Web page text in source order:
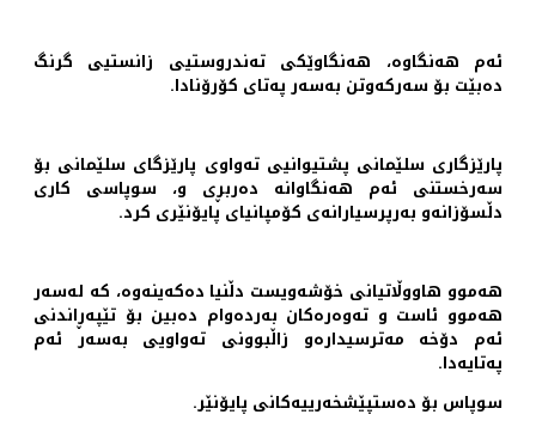
ئەم هەنگاوە، هەنگاوێکی تەندروستیی زانستیی گرنگ
دەبێت بۆ سەرکەوتن بەسەر پەتای کۆرۆنادا.
پارێزگاری سلێمانی پشتیوانیی تەواوی پارێزگای سلێمانی بۆ
سەرخستنی ئەم هەنگاوانە دەربڕی و، سوپاسی کاری
دڵسۆزانەو بەرپرسیارانەی کۆمپانیای پایۆنێری کرد.
هەموو هاووڵاتیانی خۆشەویست دڵنیا دەکەینەوە، کە لەسەر
هەموو ئاست و تەوەرەکان بەردەوام دەبین بۆ تێپەڕاندنی
ئەم دۆخە مەترسیدارەو زاڵبوونی تەواویی بەسەر ئەم
پەتایەدا.
سوپاس بۆ دەستپێشخەرییەکانی پایۆنێر.